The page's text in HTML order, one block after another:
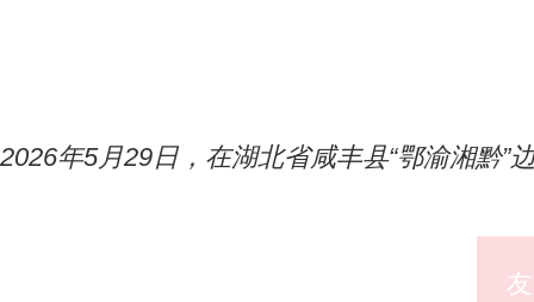
2026年5月29日，在湖北省咸丰县“鄂渝湘黔